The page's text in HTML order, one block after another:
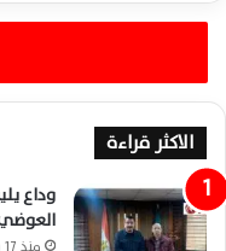
الاكثر قراءة
وداع
العوضي